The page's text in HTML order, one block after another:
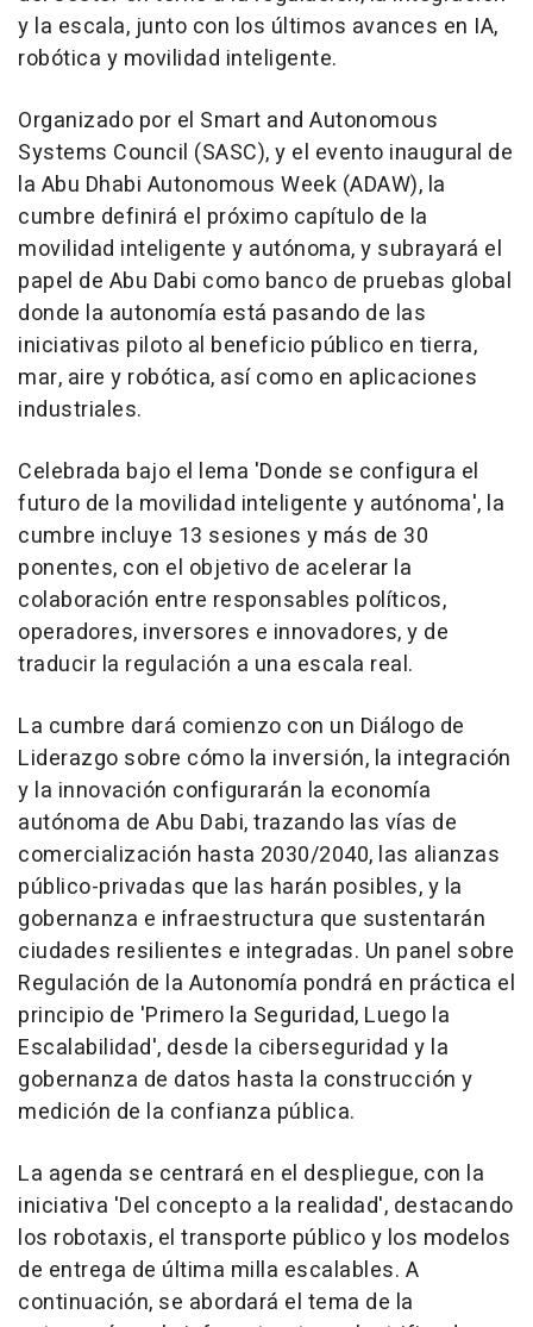
y la escala, junto con los últimos avances en IA,
robótica y movilidad inteligente.
Organizado por el Smart and Autonomous
Systems Council (SASC), y el evento inaugural de
la Abu Dhabi Autonomous Week (ADAW), la
cumbre definirá el próximo capítulo de la
movilidad inteligente y autónoma, y subrayará el
papel de Abu Dabi como banco de pruebas global
donde la autonomía está pasando de las
iniciativas piloto al beneficio público en tierra,
mar, aire y robótica, así como en aplicaciones
industriales.
Celebrada bajo el lema 'Donde se configura el
futuro de la movilidad inteligente y autónoma', la
cumbre incluye 13 sesiones y más de 30
ponentes, con el objetivo de acelerar la
colaboración entre responsables políticos,
operadores, inversores e innovadores, y de
traducir la regulación a una escala real.
La cumbre dará comienzo con un Diálogo de
Liderazgo sobre cómo la inversión, la integración
y la innovación configurarán la economía
autónoma de Abu Dabi, trazando las vías de
comercialización hasta 2030/2040, las alianzas
público-privadas que las harán posibles, y la
gobernanza e infraestructura que sustentarán
ciudades resilientes e integradas. Un panel sobre
Regulación de la Autonomía pondrá en práctica el
principio de 'Primero la Seguridad, Luego la
Escalabilidad', desde la ciberseguridad y la
gobernanza de datos hasta la construcción y
medición de la confianza pública.
La agenda se centrará en el despliegue, con la
iniciativa 'Del concepto a la realidad', destacando
los robotaxis, el transporte público y los modelos
de entrega de última milla escalables. A
continuación, se abordará el tema de la